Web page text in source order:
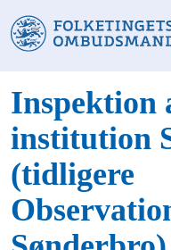
Inspektion
institution
(tidligere